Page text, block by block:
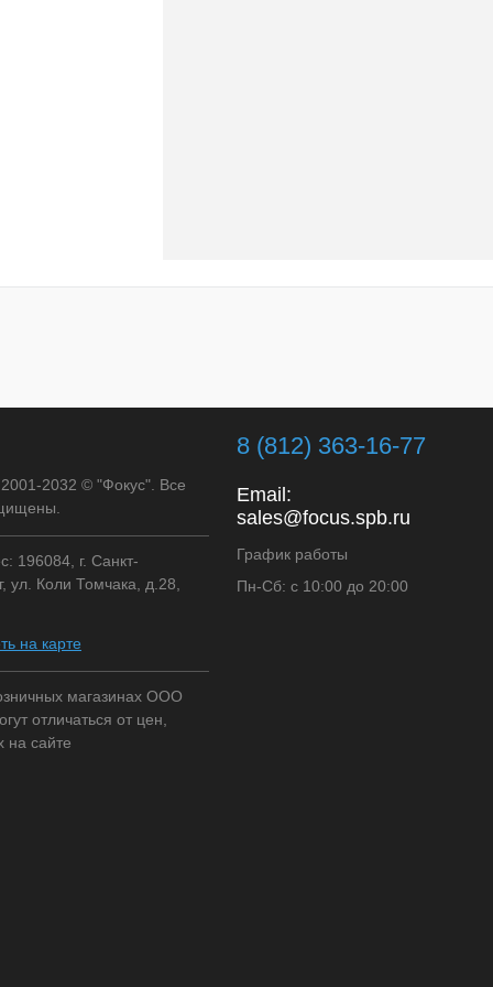
2032 © "Фокус". Все
196084, г. Санкт-
ул. Коли Томчака, д.28,
на карте
магазинах ООО
отличаться от цен,
на сайте
8 (812) 363-16-77
Email:
sales@focus.spb.ru
График работы
Пн-Сб: с 10:00 до 20:00